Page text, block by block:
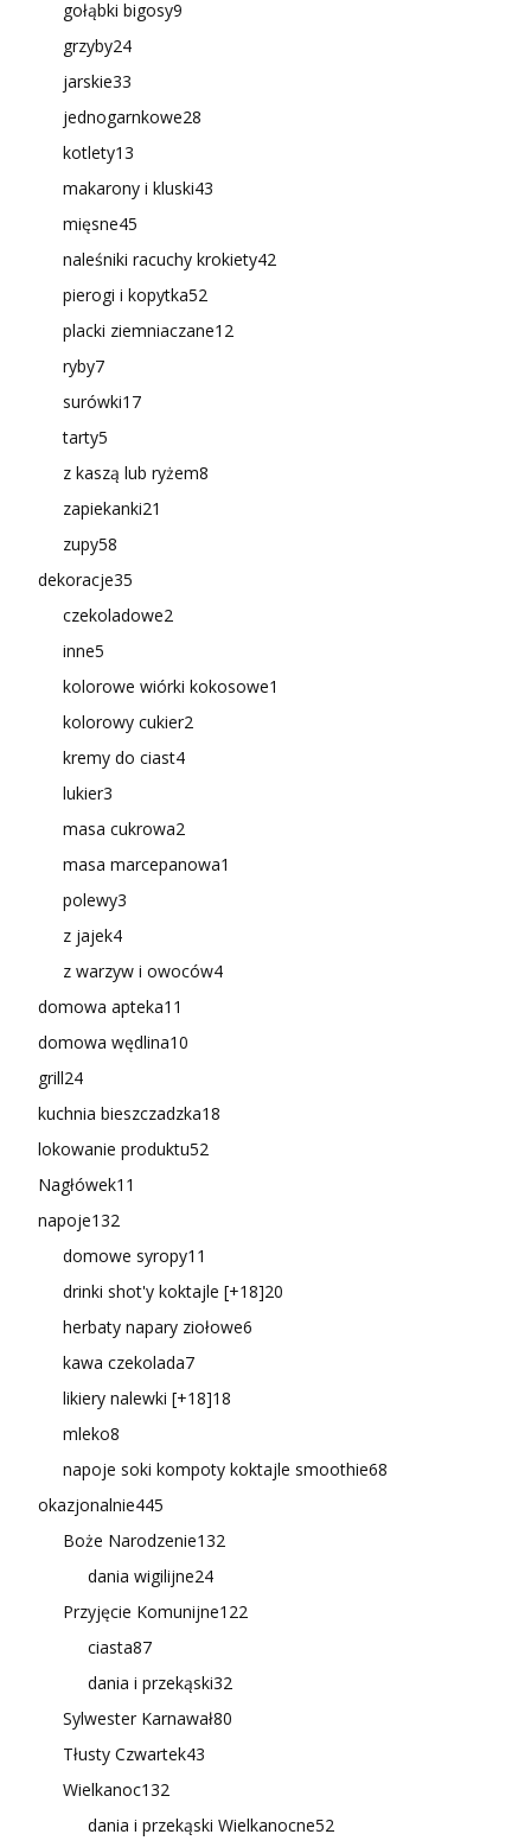
gołąbki bigosy9
grzyby24
jarskie33
jednogarnkowe28
kotlety13
makarony i kluski43
mięsne45
naleśniki racuchy krokiety42
pierogi i kopytka52
placki ziemniaczane12
ryby7
surówki17
tarty5
z kaszą lub ryżem8
zapiekanki21
zupy58
dekoracje35
czekoladowe2
inne5
kolorowe wiórki kokosowe1
kolorowy cukier2
kremy do ciast4
lukier3
masa cukrowa2
masa marcepanowa1
polewy3
z jajek4
z warzyw i owoców4
domowa apteka11
domowa wędlina10
grill24
kuchnia bieszczadzka18
lokowanie produktu52
Nagłówek11
napoje132
domowe syropy11
drinki shot'y koktajle [+18]20
herbaty napary ziołowe6
kawa czekolada7
likiery nalewki [+18]18
mleko8
napoje soki kompoty koktajle smoothie68
okazjonalnie445
Boże Narodzenie132
dania wigilijne24
Przyjęcie Komunijne122
ciasta87
dania i przekąski32
Sylwester Karnawał80
Tłusty Czwartek43
Wielkanoc132
dania i przekąski Wielkanocne52